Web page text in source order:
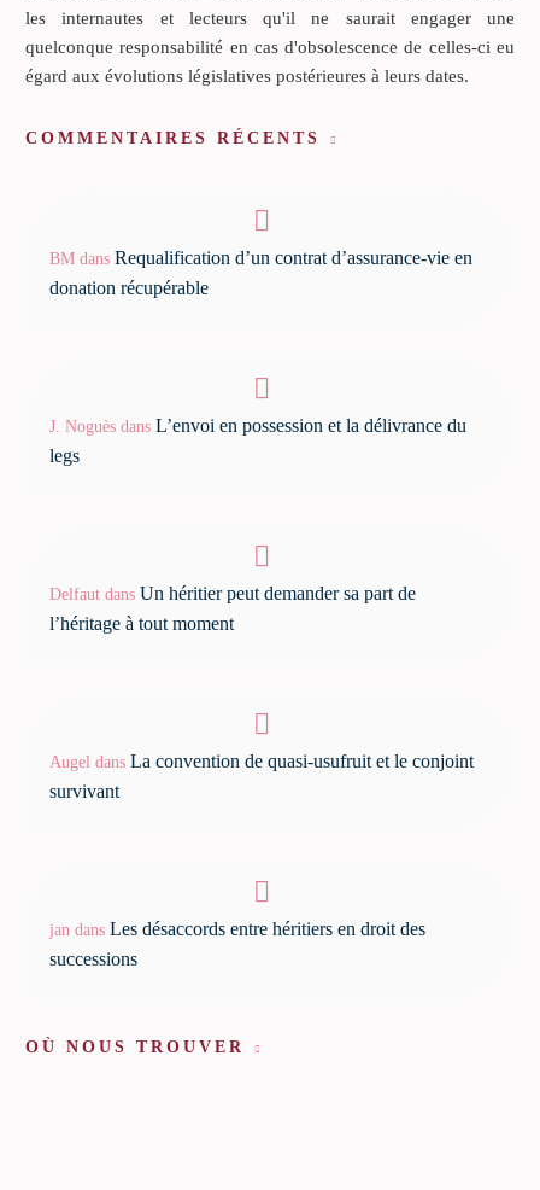
les internautes et lecteurs qu'il ne saurait engager une
quelconque responsabilité en cas d'obsolescence de celles-ci eu
égard aux évolutions législatives postérieures à leurs dates.
COMMENTAIRES RÉCENTS
BM dans Requalification d’un contrat d’assurance-vie en
donation récupérable
J. Noguès dans L’envoi en possession et la délivrance du
legs
Delfaut dans Un héritier peut demander sa part de
l’héritage à tout moment
Augel dans La convention de quasi-usufruit et le conjoint
survivant
jan dans Les désaccords entre héritiers en droit des
successions
OÙ NOUS TROUVER